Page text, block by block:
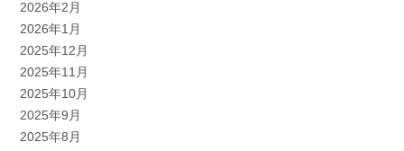
2026年2月
2026年1月
2025年12月
2025年11月
2025年10月
2025年9月
2025年8月